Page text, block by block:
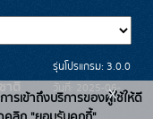
าติ
รุ่นโปรแกรม: 3.0.0
วันที่: 2025-06-
26
รเข้าถึงบริการของผู้ใช้ให้ดี
x